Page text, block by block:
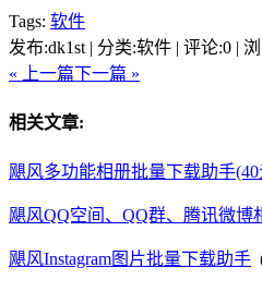
Tags: 软件
发布:dk1st | 分类:软件 | 评论:0 |
« 上一篇下一篇 »
相关文章:
飓风多功能相册批量下载助手
飓风QQ空间、QQ群、腾讯微博
飓风Instagram图片批量下载助手